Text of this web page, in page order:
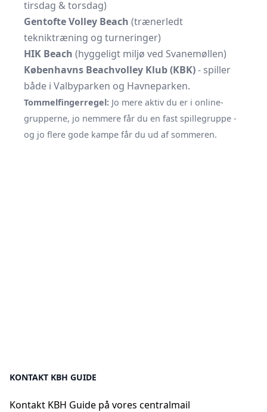
tirsdag & torsdag)
Gentofte Volley Beach (trænerledt
tekniktræning og turneringer)
HIK Beach (hyggeligt miljø ved Svanemøllen)
Københavns Beachvolley Klub (KBK)- spiller
både i Valbyparken og Havneparken.
Tommelfingerregel: Jo mere aktiv du er i online-
grupperne, jo nemmere får du en fast spillegruppe -
og jo flere gode kampe får du ud af sommeren.
KONTAKT KBH GUIDE
Kontakt KBH Guide på vores centralmail